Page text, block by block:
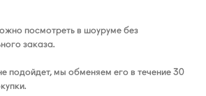
посмотреть в шоуруме без
заказа.
подойдет, мы обменяем его в течение 30